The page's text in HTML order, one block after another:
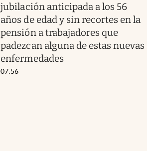
jubilación anticipada a los 56
años de edad y sin recortes en la
pensión a trabajadores que
padezcan alguna de estas nuevas
enfermedades
07:56